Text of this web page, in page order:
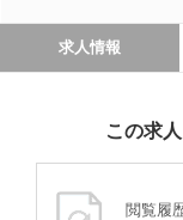
求人情報
この求
閲覧履